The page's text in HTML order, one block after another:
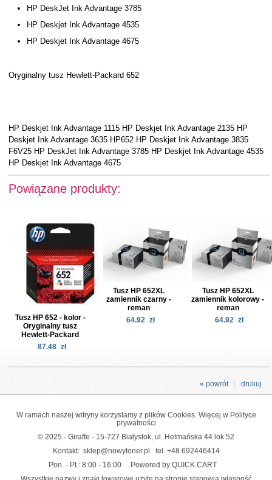
HP DeskJet Ink Advantage 3785
HP Deskjet Ink Advantage 4535
HP Deskjet Ink Advantage 4675
Oryginalny tusz Hewlett-Packard 652
HP Deskjet Ink Advantage 1115 HP Deskjet Ink Advantage 2135 HP
Deskjet Ink Advantage 3635 HP652 HP Deskjet Ink Advantage 3835
F6V25 HP DeskJet Ink Advantage 3785 HP Deskjet Ink Advantage 4535
HP Deskjet Ink Advantage 4675
Powiązane produkty:
Tusz HP 652 - kolor -
Oryginalny tusz
Hewlett-Packard
87.48 zł
Tusz HP 652XL
zamiennik czarny -
reman
64.92 zł
Tusz HP 652XL
zamiennik kolorowy -
reman
64.92 zł
drukuj
« powrót
W ramach naszej witryny korzystamy z plików Cookies. Więcej w Polityce
prywatności
© 2025 - Giraffe - 15-727 Białystok, ul. Hetmańska 44 lok 52
Kontakt: sklep@nowytoner.pl tel. +48 692446414
Pon. - Pt.: 8:00 - 16:00
Powered by QUICK.CART